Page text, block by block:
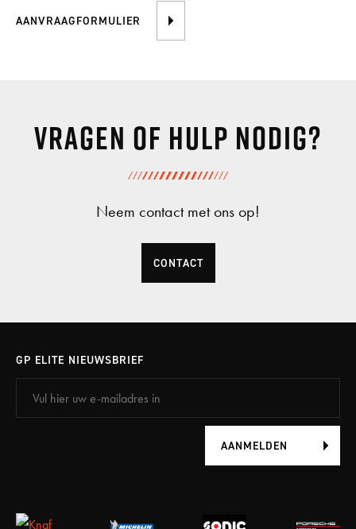
AANVRAAGFORMULIER
Vragen of hulp nodig?
Neem contact met ons op!
CONTACT
GP ELITE NIEUWSBRIEF
AANMELDEN